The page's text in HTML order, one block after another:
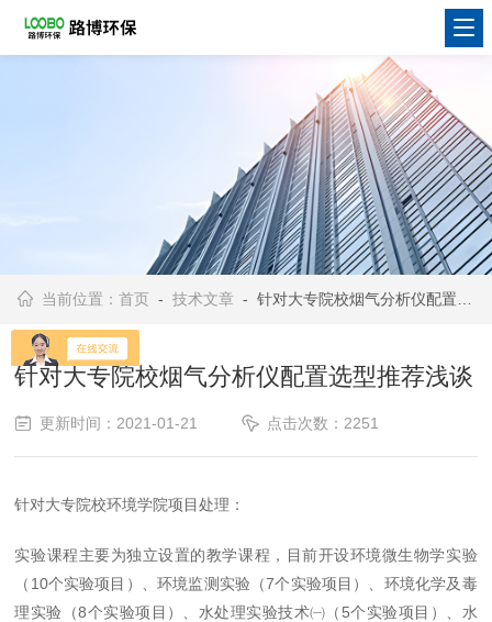
当前位置：首页 -技术文章 - 针对大专院校烟气分析仪配置选型推荐浅谈
针对大专院校烟气分析仪配置选型推荐浅谈
更新时间：2021-01-21 点击次数：2251
针对大专院校环境学院项目处理：
实验课程主要为独立设置的教学课程，目前开设环境微生物学实验
（10个实验项目）、环境监测实验（7个实验项目）、环境化学及毒
理实验（8个实验项目）、水处理实验技术㈠（5个实验项目）、水